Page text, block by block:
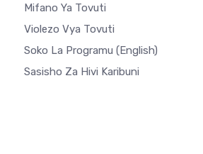
Mifano Ya Tovuti
Violezo Vya Tovuti
Soko La Programu (English)
Sasisho Za Hivi Karibuni